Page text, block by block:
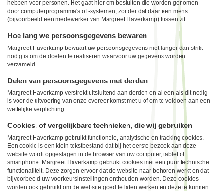
hebben voor personen. Het gaat hier om besluiten die worden genomen
door computerprogramma's of -systemen, zonder dat daar een mens
(bijvoorbeeld een medewerker van Margreet Haverkamp) tussen zit.
Hoe lang we persoonsgegevens bewaren
Margreet Haverkamp bewaart uw persoonsgegevens niet langer dan strikt
nodig is om de doelen te realiseren waarvoor uw gegevens worden
verzameld.
Delen van persoonsgegevens met derden
Margreet Haverkamp verstrekt uitsluitend aan derden en alleen als dit nodig
is voor de uitvoering van onze overeenkomst met u of om te voldoen aan een
wettelijke verplichting.
Cookies, of vergelijkbare technieken, die wij gebruiken
Margreet Haverkamp gebruikt functionele, analytische en tracking cookies.
Een cookie is een klein tekstbestand dat bij het eerste bezoek aan deze
website wordt opgeslagen in de browser van uw computer, tablet of
smartphone. Margreet Haverkamp gebruikt cookies met een puur technische
functionaliteit. Deze zorgen ervoor dat de website naar behoren werkt en dat
bijvoorbeeld uw voorkeursinstellingen onthouden worden. Deze cookies
worden ook gebruikt om de website goed te laten werken en deze te kunnen